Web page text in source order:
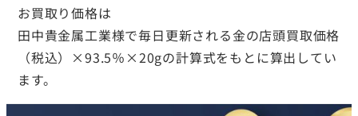
お買取り価格は
田中貴金属工業様で毎日更新される金の店頭買取価格
（税込）×93.5％×20gの計算式をもとに算出してい
ます。